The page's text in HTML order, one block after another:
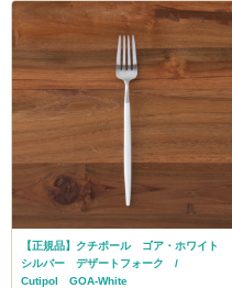
【正規品】クチポール ゴア・ホワイト
シルバー デザートフォーク /
Cutipol GOA-White